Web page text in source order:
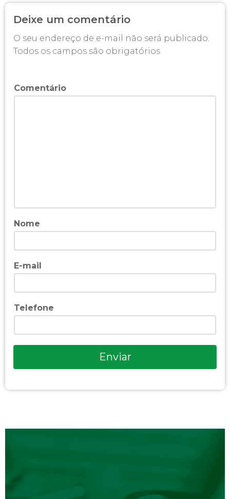
Deixe um comentário
O seu endereço de e-mail não será publicado.
Todos os campos são obrigatórios
Comentário
Nome
E-mail
Telefone
Enviar